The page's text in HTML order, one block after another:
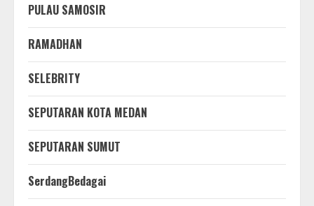
PULAU SAMOSIR
RAMADHAN
SELEBRITY
SEPUTARAN KOTA MEDAN
SEPUTARAN SUMUT
SerdangBedagai